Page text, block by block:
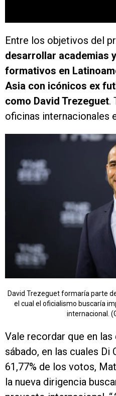
Entre los objetivos del
desarrollar academias
formativos en
Asia con icónicos ex
como David Trezeguet.
oficinas internacionales
David Trezeguet formaría parte
el cual el oficialismo buscaría
internacional.
Vale recordar que en
sábado, en las cuales
61,77% de los votos,
la nueva dirigencia